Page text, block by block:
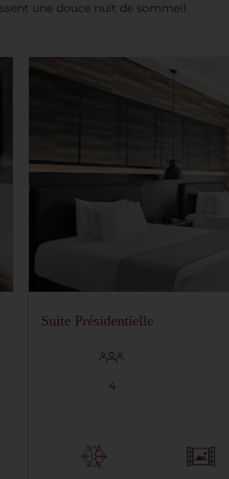
une douce nuit de sommeil.
Suite Présidentielle
4